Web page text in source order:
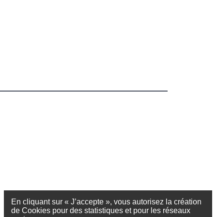
En cliquant sur « J’accepte », vous autorisez la création
de Cookies pour des statistiques et pour les réseaux